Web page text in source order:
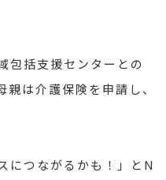
包括支援センターとの
は介護保険を申請し、
につながるかも！」とN